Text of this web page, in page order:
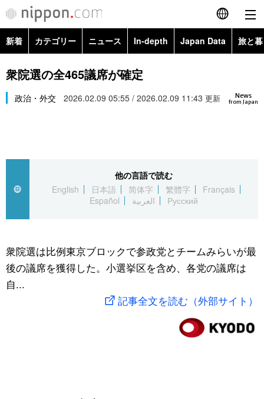
English
繁體字
العربية
社会
文化
旅と暮らし
動画/Live
新着 カテゴリー ニュース In-depth Japan Data 旅と
政治・外交
経済・ビジネス
社会
文化
科学・技術
暮らし
スポーツ・東京2020
Images
お知らせ
衆院選の全465議席が確定
News
from Japan
政治・外交 2026.02.09 05:55 / 2026.02.09 11:43 更新
他の言語で読む
English
日本語 简体字 繁體字
Français
Español
العربية Русский
衆院選は比例東京ブロックで参政党とチームみらいが最
後の議席を獲得した。小選挙区を含め、各党の議席は
自...
記事全文を読む（外部サイト）